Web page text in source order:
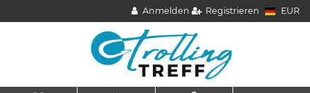
Anmelden Registrieren EUR